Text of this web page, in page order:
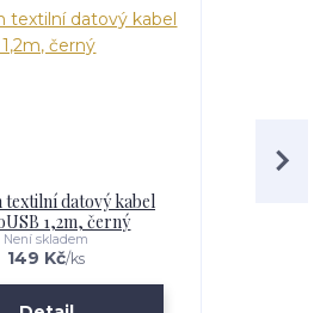
textilní datový kabel
1,2m, černý
149 Kč/ks
Není skladem